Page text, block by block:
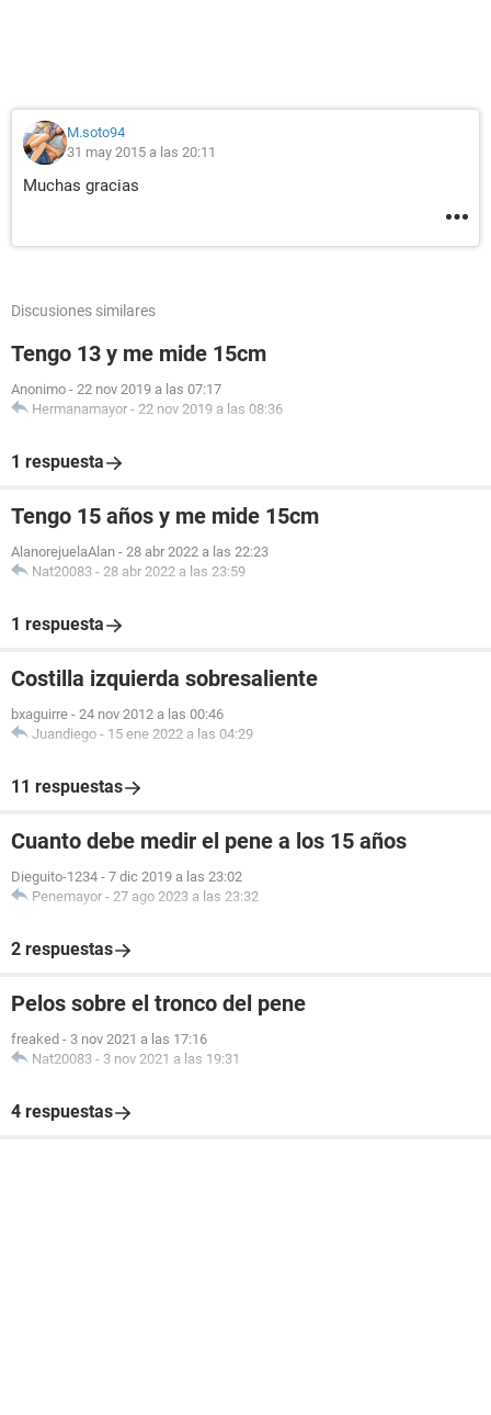
M.soto94
31 may 2015 a las 20:11
Muchas gracias
Discusiones similares
Tengo 13 y me mide 15cm
Anonimo - 22 nov 2019 a las 07:17
Hermanamayor - 22 nov 2019 a las 08:36
1 respuesta
Tengo 15 años y me mide 15cm
AlanorejuelaAlan - 28 abr 2022 a las 22:23
Nat20083 - 28 abr 2022 a las 23:59
1 respuesta
Costilla izquierda sobresaliente
bxaguirre - 24 nov 2012 a las 00:46
Juandiego - 15 ene 2022 a las 04:29
11 respuestas
Cuanto debe medir el pene a los 15 años
Dieguito-1234 - 7 dic 2019 a las 23:02
Penemayor - 27 ago 2023 a las 23:32
2 respuestas
Pelos sobre el tronco del pene
freaked - 3 nov 2021 a las 17:16
Nat20083 - 3 nov 2021 a las 19:31
4 respuestas